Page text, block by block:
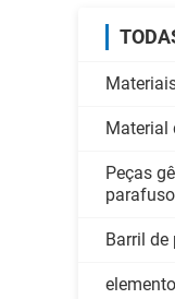
Material
Peças
parafuso
Barril